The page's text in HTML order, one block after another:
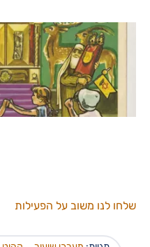
שלחו לנו משוב על הפעילות